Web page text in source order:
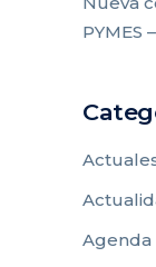
PYMES
Agenda